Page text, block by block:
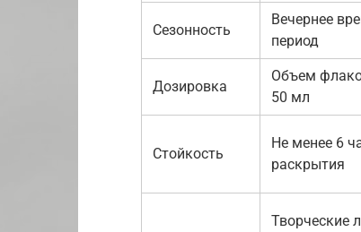
Сезонность
Вечернее
период
Дозировка
Объем
50 мл
Стойкость
Не менее 6
раскрытия
Творческие